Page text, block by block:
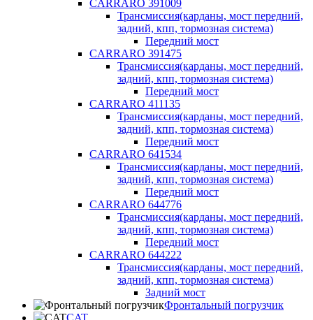
CARRARO 391009
Трансмиссия(карданы, мост передний,
задний, кпп, тормозная система)
Передний мост
CARRARO 391475
Трансмиссия(карданы, мост передний,
задний, кпп, тормозная система)
Передний мост
CARRARO 411135
Трансмиссия(карданы, мост передний,
задний, кпп, тормозная система)
Передний мост
CARRARO 641534
Трансмиссия(карданы, мост передний,
задний, кпп, тормозная система)
Передний мост
CARRARO 644776
Трансмиссия(карданы, мост передний,
задний, кпп, тормозная система)
Передний мост
CARRARO 644222
Трансмиссия(карданы, мост передний,
задний, кпп, тормозная система)
Задний мост
Фронтальный погрузчик
CAT